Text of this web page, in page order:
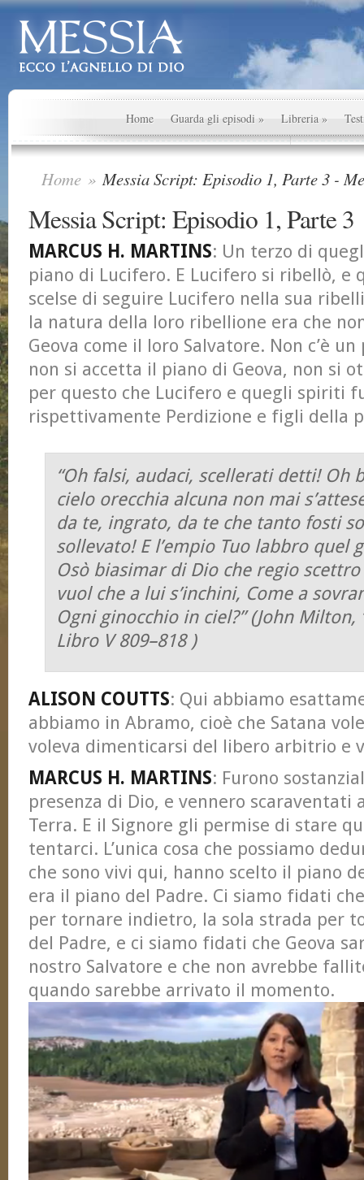
Home Guarda gli episodi » Libreria »
Home » Messia Script: Episodio 1, Parte 3 -
Messia Script: Episodio 1, Parte 3
MARCUS H. MARTINS: Un terzo di
piano di Lucifero. E Lucifero si ribellò, e
scelse di seguire Lucifero nella sua
la natura della loro ribellione era che
Geova come il loro Salvatore. Non c’è un
non si accetta il piano di Geova, non si
per questo che Lucifero e quegli spiriti
rispettivamente Perdizione e figli della
“Oh falsi, audaci, scellerati detti! Oh
cielo orecchia alcuna non mai
da te, ingrato, da te che tanto fosti
sollevato! E l’empio Tuo labbro quel
Osò biasimar di Dio che regio
vuol che a lui s’inchini, Come a
Ogni ginocchio in ciel?” (John Milton,
Libro V 809–818 )
ALISON COUTTS: Qui abbiamo
abbiamo in Abramo, cioè che Satana
voleva dimenticarsi del libero arbitrio e
MARCUS H. MARTINS: Furono
presenza di Dio, e vennero scaraventati
Terra. E il Signore gli permise di stare
tentarci. L’unica cosa che possiamo
che sono vivi qui, hanno scelto il piano
era il piano del Padre. Ci siamo fidati
per tornare indietro, la sola strada per
del Padre, e ci siamo fidati che Geova
nostro Salvatore e che non avrebbe
quando sarebbe arrivato il momento.